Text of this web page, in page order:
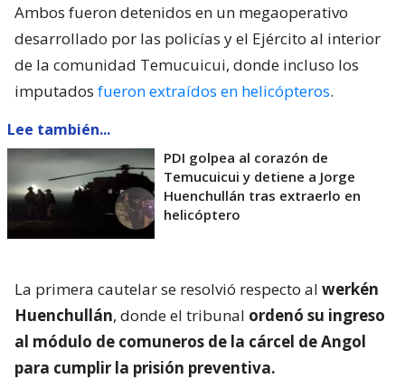
Ambos fueron detenidos en un megaoperativo
desarrollado por las policías y el Ejército al interior
de la comunidad Temucuicui, donde incluso los
imputados fueron extraídos en helicópteros.
Lee también...
PDI golpea al corazón de
Temucuicui y detiene a Jorge
Huenchullán tras extraerlo en
helicóptero
La primera cautelar se resolvió respecto al werkén
Huenchullán, donde el tribunal ordenó su ingreso
al módulo de comuneros de la cárcel de Angol
para cumplir la prisión preventiva.